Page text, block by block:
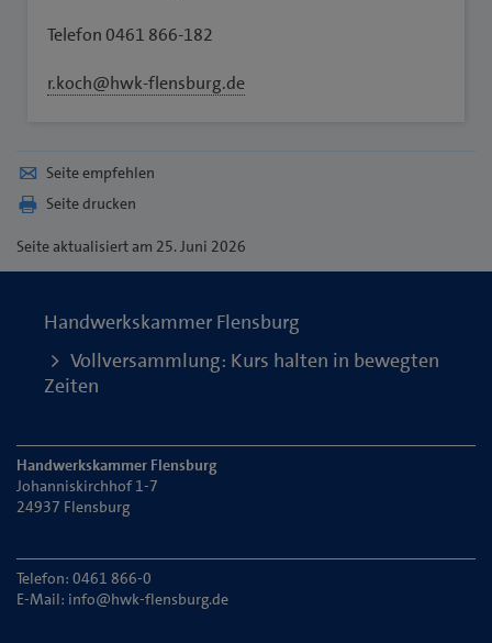
Telefon 0461 866-182
r.koch@hwk-flensburg.de
Seite empfehlen
Seite drucken
Seiteaktualisiert am 25. Juni 2026
Handwerkskammer Flensburg
Vollversammlung: Kurs halten in bewegten
Zeiten
Handwerkskammer Flensburg
Johanniskirchhof 1-7
24937 Flensburg
Telefon: 0461 866-0
E-Mail: info@hwk-flensburg.de